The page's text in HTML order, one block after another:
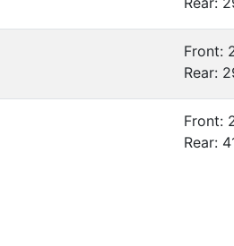
Front:
Rear:
Front:
Rear: